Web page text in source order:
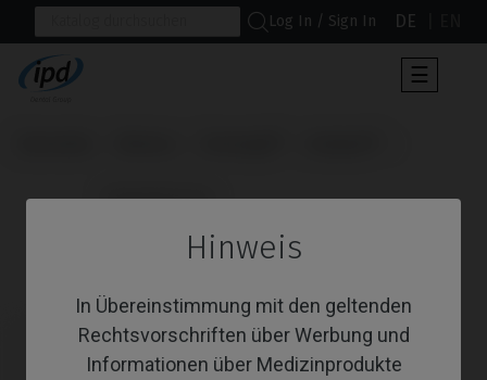
Hinweis
In Übereinstimmung mit den geltenden
Rechtsvorschriften über Werbung und
Informationen über Medizinprodukte
Log In / Sign In DE
der
☰
                      Gingivaformer